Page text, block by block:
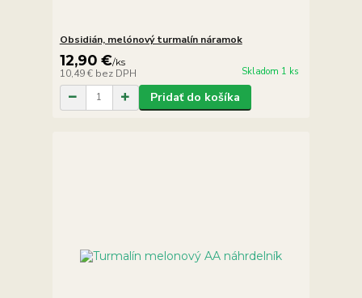
Obsidián, melónový turmalín náramok
12,90 €/ks
10,49 € bez DPH Skladom 1 ks
Pridať do košíka